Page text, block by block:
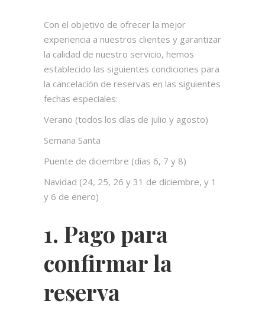
Con el objetivo de ofrecer la mejor
experiencia a nuestros clientes y garantizar
la calidad de nuestro servicio, hemos
establecido las siguientes condiciones para
la cancelación de reservas en las siguientes
fechas especiales:
Verano (todos los días de julio y agosto)
Semana Santa
Puente de diciembre (días 6, 7 y 8)
Navidad (24, 25, 26 y 31 de diciembre, y 1
y 6 de enero)
1. Pago para
confirmar la
reserva